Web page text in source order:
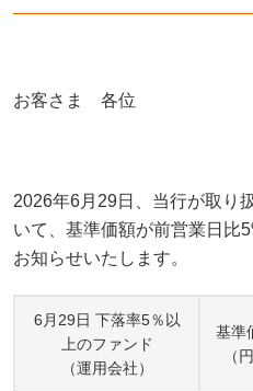
お客さま 各位
2026年6月29日、当行が取り
いて、基準価額が前営業日比
お知らせいたします。
6月29日 下落率5％以
上のファンド
（運用会社）
基準
（